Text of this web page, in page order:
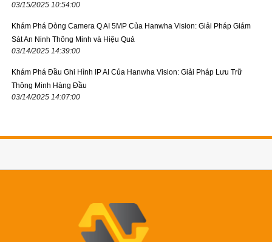
03/15/2025 10:54:00
Khám Phá Dòng Camera Q AI 5MP Của Hanwha Vision: Giải Pháp Giám
Sát An Ninh Thông Minh và Hiệu Quả
03/14/2025 14:39:00
Khám Phá Đầu Ghi Hình IP AI Của Hanwha Vision: Giải Pháp Lưu Trữ
Thông Minh Hàng Đầu
03/14/2025 14:07:00